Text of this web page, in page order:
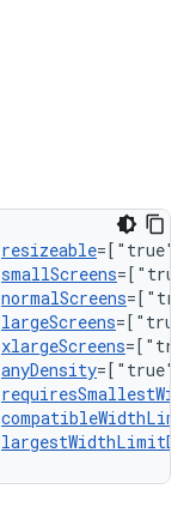
resizeable=["true"|
smallScreens
normalScreens
largeScreens
xlargeScreens
anyDensity=["true"
largestWidthLimitDp